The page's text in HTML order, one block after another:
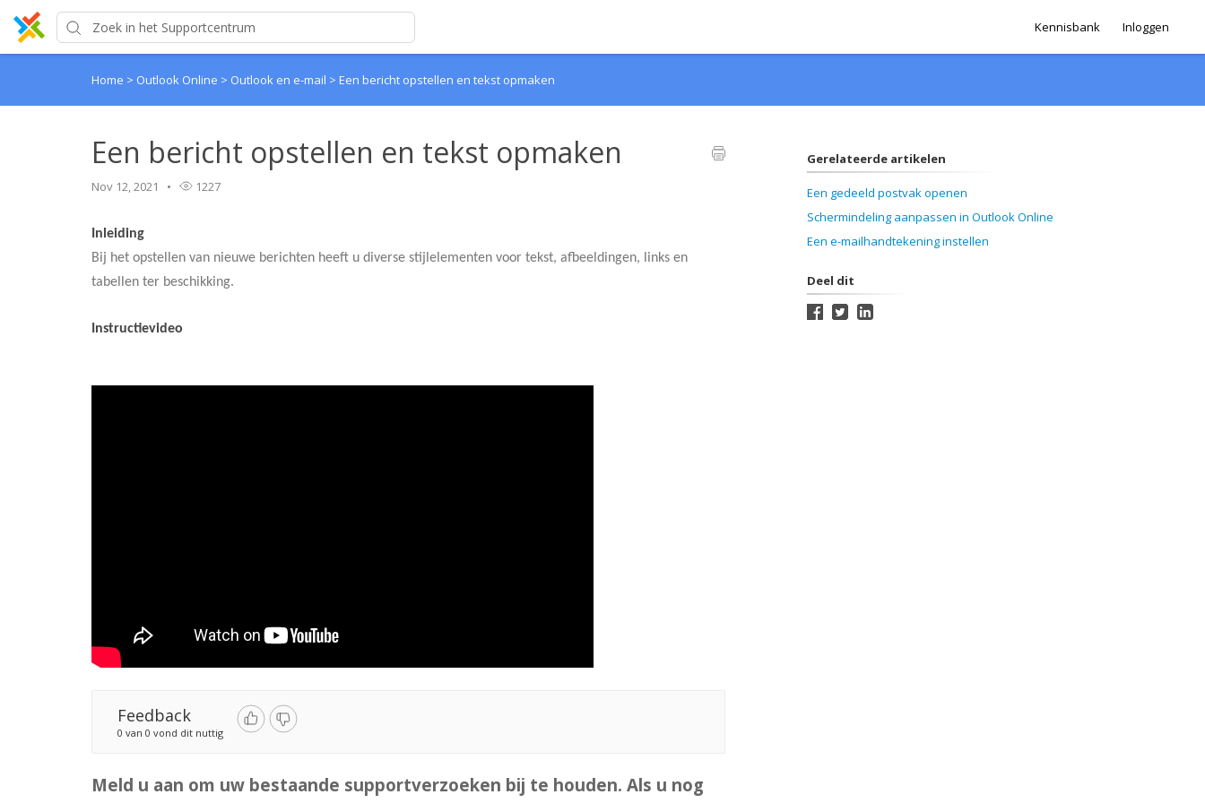
Kennisbank Inloggen
Home > Outlook Online > Outlook en e-mail > Een bericht opstellen en tekst opmaken
Een bericht opstellen en tekst opmaken
Nov 12, 2021 1227
Inleiding
Bij het opstellen van nieuwe berichten heeft u diverse stijlelementen voor tekst, afbeeldingen, links en
tabellen ter beschikking.
Instructievideo
Feedback
0 van 0 vond dit nuttig
Meld u aan om uw bestaande supportverzoeken bij te houden. Als u nog
Gerelateerde artikelen
Een gedeeld postvak openen
Schermindeling aanpassen in Outlook Online
Een e-mailhandtekening instellen
Deel dit